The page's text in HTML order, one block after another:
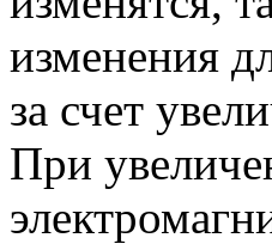
изменения
за счет
При